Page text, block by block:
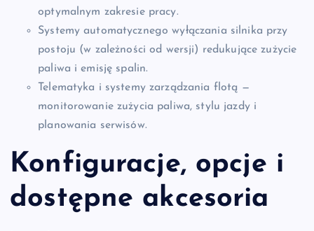
optymalnym zakresie pracy.
Systemy automatycznego wyłączania silnika przy
postoju (w zależności od wersji) redukujące zużycie
paliwa i emisję spalin.
Telematyka i systemy zarządzania flotą —
monitorowanie zużycia paliwa, stylu jazdy i
planowania serwisów.
Konfiguracje, opcje i
dostępne akcesoria